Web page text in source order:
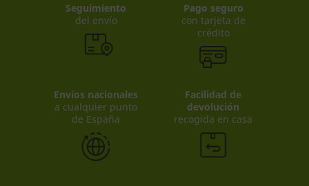
Seguimiento
del envío
Pago seguro
con tarjeta de
crédito
Envíos nacionales
a cualquier punto
de España
Facilidad de
devolución
recogida en casa